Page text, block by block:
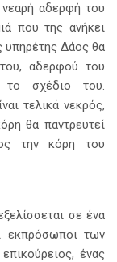
νεαρή αδερφή του
που της ανήκει
υπηρέτης Δάος θα
αδερφού του
το σχέδιο του.
τελικά νεκρός,
θα παντρευτεί
την κόρη του
σε ένα
εκπρόσωποι των
ένας